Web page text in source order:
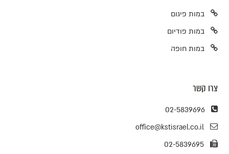
במות פיגום
במות פודיום
במות חופה
צרו קשר
02-5839696
office@kstisrael.co.il
02-5839695